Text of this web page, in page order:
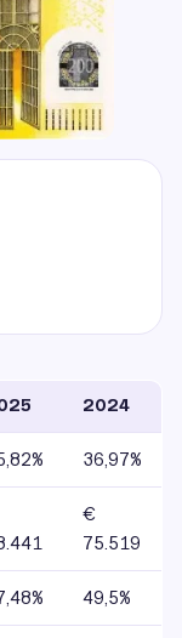
2024
36,97%
€
75.519
49,5%